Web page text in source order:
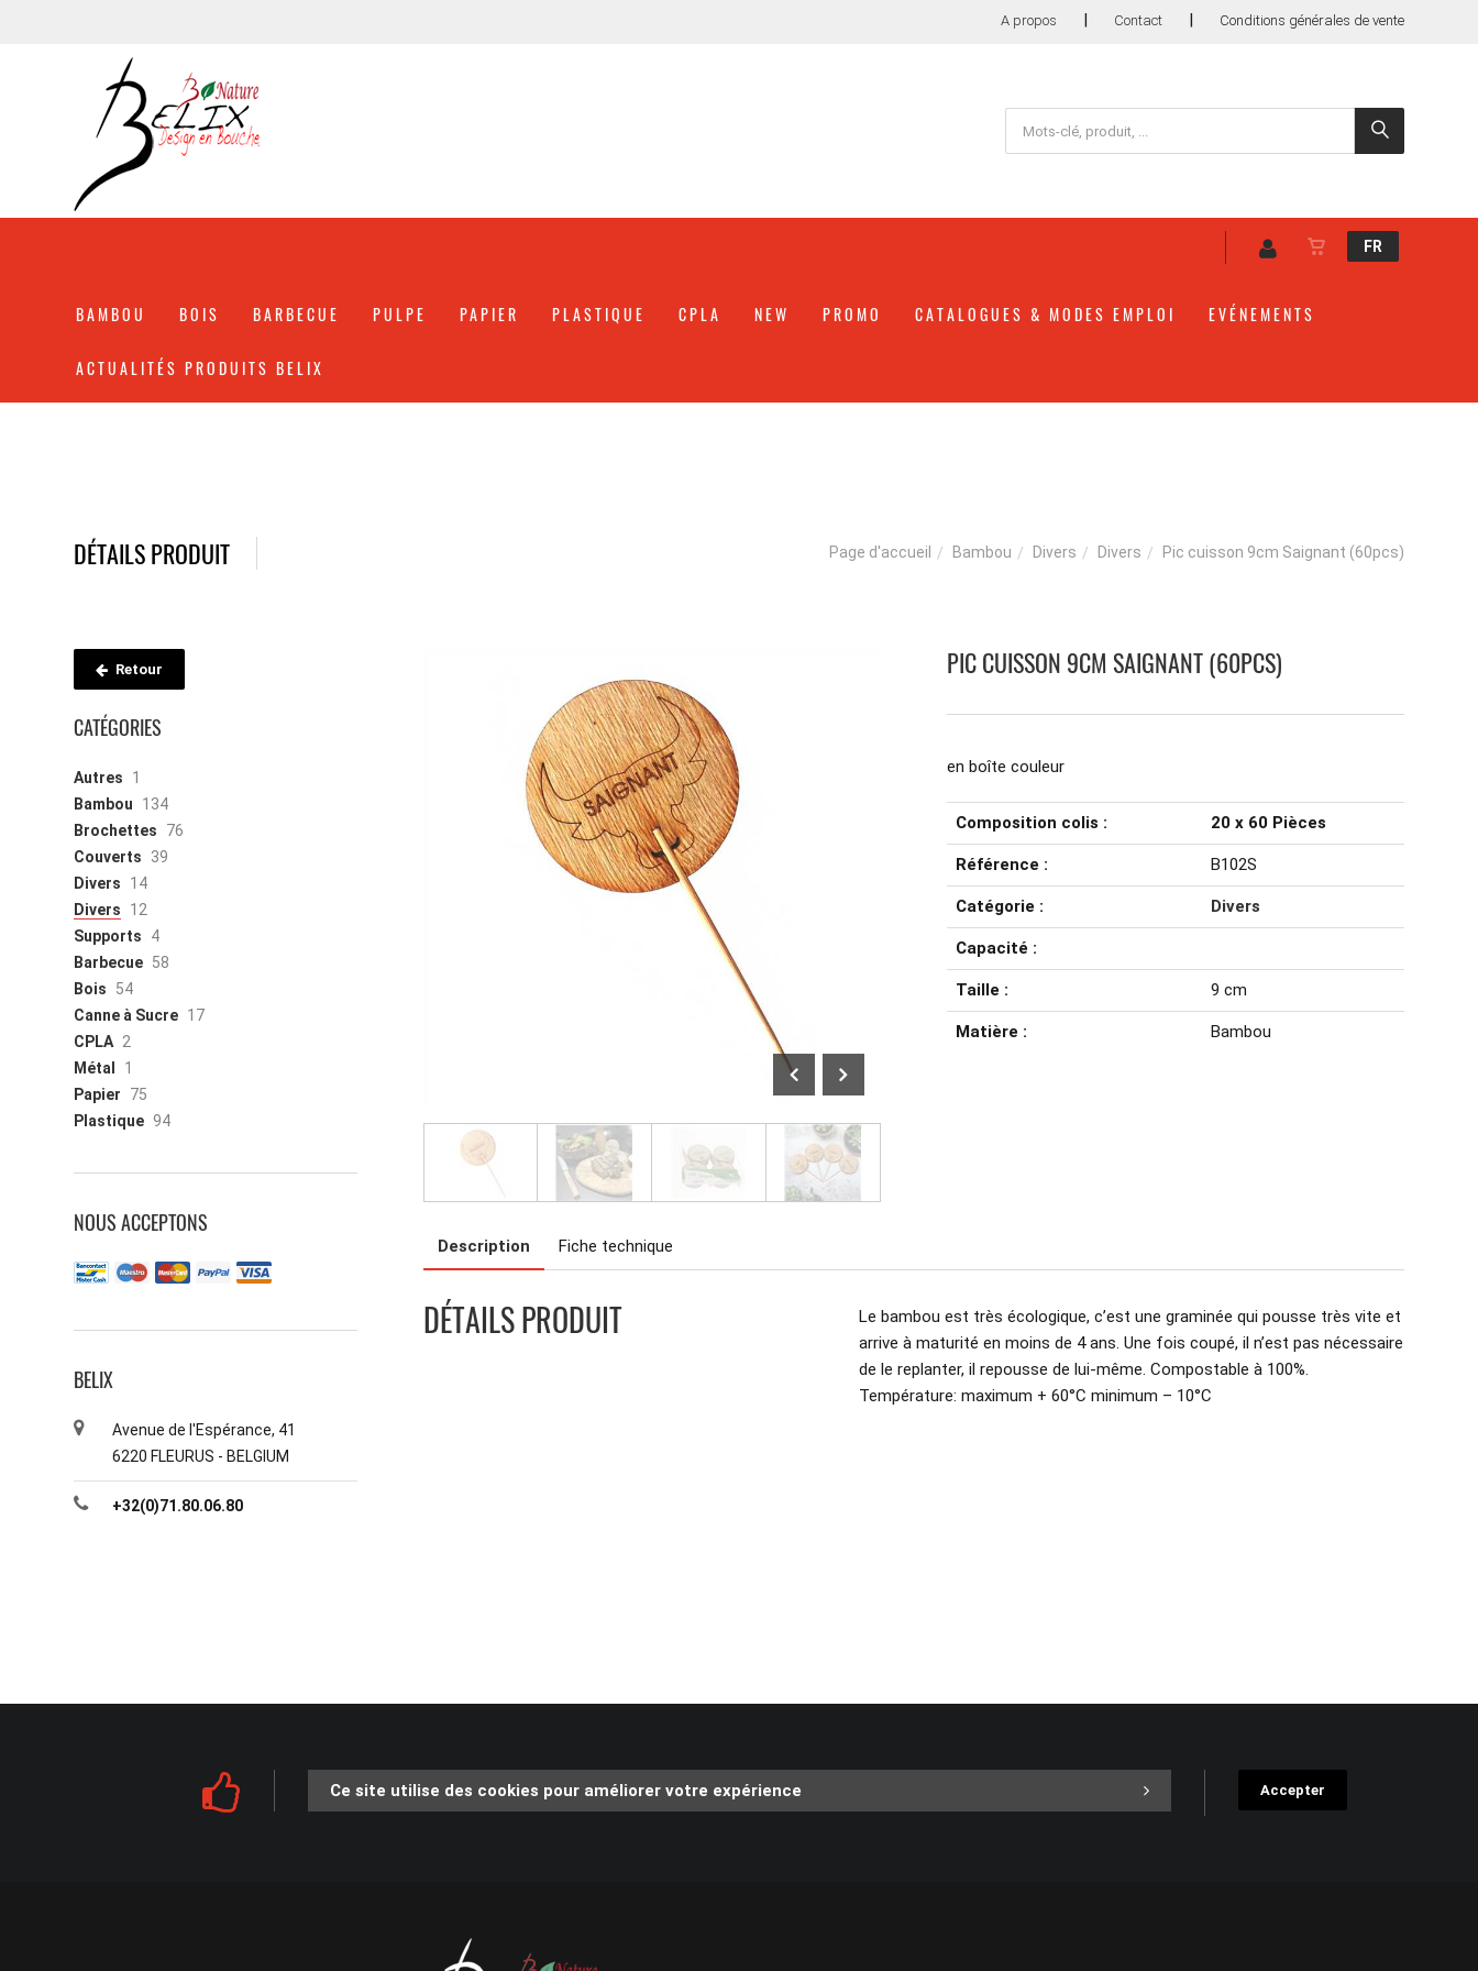
A propos | Contact | Conditions générales de vente
FR
BAMBOU BOIS BARBECUE PULPE PAPIER PLASTIQUE CPLA NEW PROMO CATALOGUES & MODES EMPLOI EVÉNEMENTS
ACTUALITÉS PRODUITS BELIX
DÉTAILS PRODUIT Page d'accueil Bambou Divers Divers Pic cuisson 9cm Saignant (60pcs)
PIC CUISSON 9CM SAIGNANT (60PCS)
en boîte couleur
Composition colis : 20 x 60 Pièces
Référence : B102S
Catégorie : Divers
Capacité :
Taille : 9 cm
Matière : Bambou
Description Fiche technique
DÉTAILS PRODUIT
Le bambou est très écologique, c’est une graminée qui pousse très vite et
arrive à maturité en moins de 4 ans. Une fois coupé, il n’est pas nécessaire
de le replanter, il repousse de lui-même. Compostable à 100%.
Température: maximum + 60°C minimum – 10°C
Retour
CATÉGORIES
Autres
1
Bambou
134
Brochettes
76
Couverts
39
Divers
14
Divers
12
Supports
4
Barbecue 58
Bois
54
Canne à Sucre 17
CPLA 2
Métal
1
Papier
75
Plastique 94
NOUS ACCEPTONS
BELIX
Avenue de l'Espérance, 41
6220 FLEURUS - BELGIUM
+32(0)71.80.06.80
Ce site utilise des cookies pour améliorer votre expérience Accepter